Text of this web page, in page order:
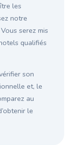
les
notre
serez mis
qualifiés
son
et, le
au
le